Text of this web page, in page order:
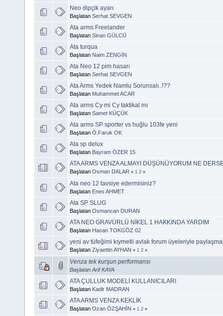
Neo dipçik ayarı
Başlatan Serhat SEVGEN
Ata arms Freelander
Başlatan Sinan GÜLCÜ
Ata turqua
Başlatan Naim ZENGİN
Ata Neo 12 pim hasarı
Başlatan Serhat SEVGEN
Ata Arms Yedek Namlu Sorunsalı..!??
Başlatan Muhammet ACAR
Ata arms Cy mi Cy taktikal mı
Başlatan Samet KÜÇÜK
Ata arms SP sporter vs huğlu 103fe yeni
Başlatan Ö.Faruk OK
Ata sp delux
Başlatan Bayram ÖZER 15
ATA ARMS VENZA ALMAYI DÜŞÜNÜYORUM NE
Başlatan Osman DALAR « 1 2 »
Ata neo 12 tavsiye edermisiniz?
Başlatan Enes AHMET
Ata SP SLUG
Başlatan Osmancan DURAN
ATA NEO GRAVÜRLÜ NİKEL 1 HAKKINDA YARDIM
Başlatan Hasan TOKGÖZ 02
yeni av tüfeğimi kıymetli avlak forum üyeleriyle
Başlatan Ziyaettin AYHAN « 1 2 »
Venza tek kurşun performansı
Başlatan Arif KAYA
ATA ÇULLUK MODELİ KULLANICILARI
Başlatan Kadir MADRAN
ATA ARMS VENZA KEKLİK
Başlatan Ozan ÖZŞAHİN « 1 2 »